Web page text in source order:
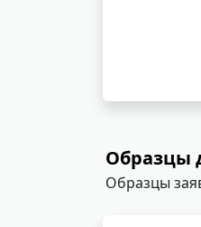
Образцы
Образцы